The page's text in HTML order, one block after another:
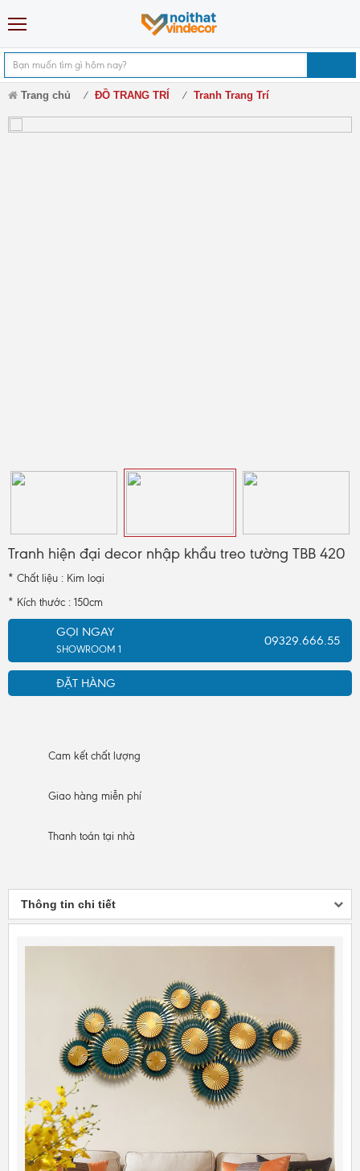
Trang chủ ĐỒ TRANG TRÍ Tranh Trang Trí
Tranh hiện đại decor nhập khẩu treo tường TBB 420
* Chất liệu : Kim loại
* Kích thước : 150cm
GỌI NGAY
SHOWROOM 1
09329.666.55
ĐẶT HÀNG
Cam kết chất lượng
Giao hàng miễn phí
Thanh toán tại nhà
Thông tin chi tiết